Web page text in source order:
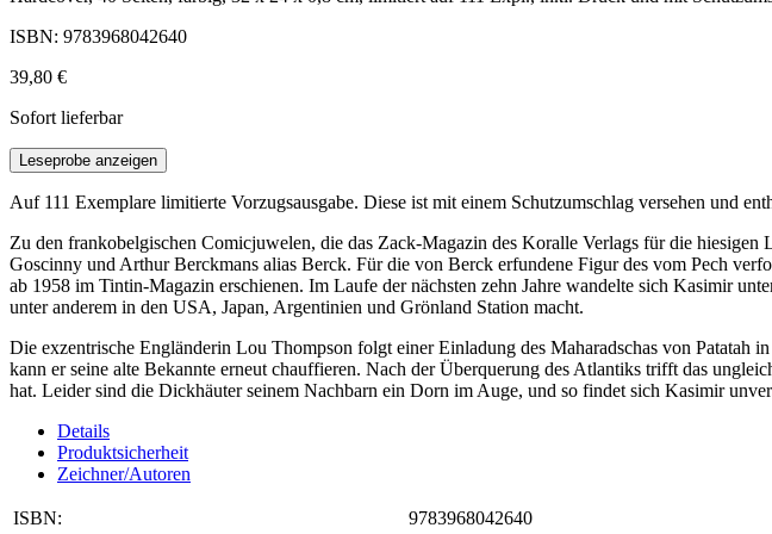
ISBN: 9783968042640
39,80 €
Sofort lieferbar
Leseprobe anzeigen
Auf 111 Exemplare limitierte Vorzugsausgabe. Diese ist mit einem Schutzumschlag versehen und
Zu den frankobelgischen Comicjuwelen, die das Zack-Magazin des Koralle Verlags für die
Goscinny und Arthur Berckmans alias Berck. Für die von Berck erfundene Figur des vom Pech
ab 1958 im Tintin-Magazin erschienen. Im Laufe der nächsten zehn Jahre wandelte sich Kasimir
unter anderem in den USA, Japan, Argentinien und Grönland Station macht.
Die exzentrische Engländerin Lou Thompson folgt einer Einladung des Maharadschas von
kann er seine alte Bekannte erneut chauffieren. Nach der Überquerung des Atlantiks trifft das
hat. Leider sind die Dickhäuter seinem Nachbarn ein Dorn im Auge, und so findet sich Kasimir
Details
Produktsicherheit
Zeichner/Autoren
ISBN: 9783968042640